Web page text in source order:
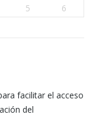
5 6
facilitar el acceso
del